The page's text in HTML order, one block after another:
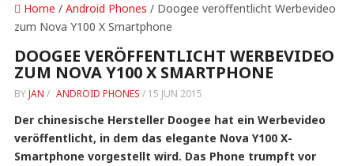
Home / Android Phones / Doogee veröffentlicht Werbevideo
zum Nova Y100 X Smartphone
DOOGEE VERÖFFENTLICHT WERBEVIDEO
ZUM NOVA Y100 X SMARTPHONE
BYJAN / ANDROID PHONES / 15 JUN 2015
Der chinesische Hersteller Doogee hat ein Werbevideo
veröffentlicht, in dem das elegante Nova Y100 X-
Smartphone vorgestellt wird. Das Phone trumpft vor